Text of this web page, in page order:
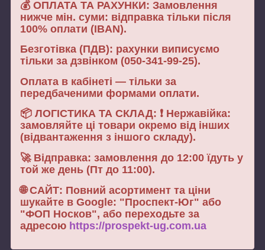
💰 ОПЛАТА ТА РАХУНКИ: Замовлення
нижче мін. суми: відправка тільки після
100% оплати (IBAN).
Безготівка (ПДВ): рахунки виписуємо
тільки за дзвінком (050-341-99-25).
Оплата в кабінеті — тільки за
передбаченими формами оплати.
📦 ЛОГІСТИКА ТА СКЛАД: ❗ Нержавійка:
замовляйте ці товари окремо від інших
(відвантаження з іншого складу).
🚀 Відправка: замовлення до 12:00 їдуть у
той же день (Пт до 11:00).
🌐 САЙТ: Повний асортимент та ціни
шукайте в Google: "Проспект-Юг" або
"ФОП Носков", або переходьте за
адресою https://prospekt-ug.com.ua